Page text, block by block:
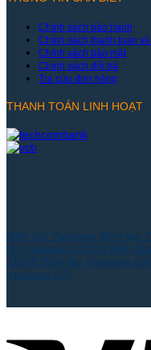
Chính sách bảo hành
Chính sách thanh toán
Chính sách bảo mật
Chính sách đổi trả
Tra cứu đơn hàng
THANH TOÁN LINH HOẠT
Biến tần Yaskawa Bien tan
tần Yaskawa E1000 Biến
J1000 Biến tần Yaskawa
Yaskawa G7